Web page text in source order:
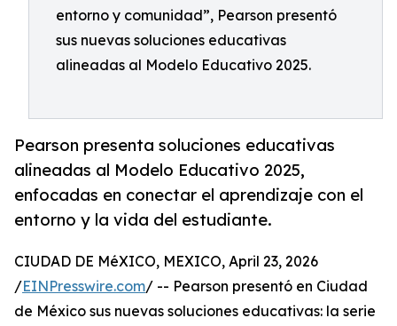
entorno y comunidad”, Pearson presentó
sus nuevas soluciones educativas
alineadas al Modelo Educativo 2025.
Pearson presenta soluciones educativas
alineadas al Modelo Educativo 2025,
enfocadas en conectar el aprendizaje con el
entorno y la vida del estudiante.
CIUDAD DE MéXICO, MEXICO, April 23, 2026
/EINPresswire.com/ -- Pearson presentó en Ciudad
de México sus nuevas soluciones educativas: la serie